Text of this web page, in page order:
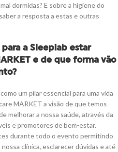
dormidas? E sobre a higiene do
a resposta a estas e outras
a Sleeplab estar
e de que forma vão
um pilar essencial para uma vida
MARKET a visão de que temos
melhorar a nossa saúde, através da
e promotores de bem-estar.
durante todo o evento permitindo
clínica, esclarecer dúvidas e até